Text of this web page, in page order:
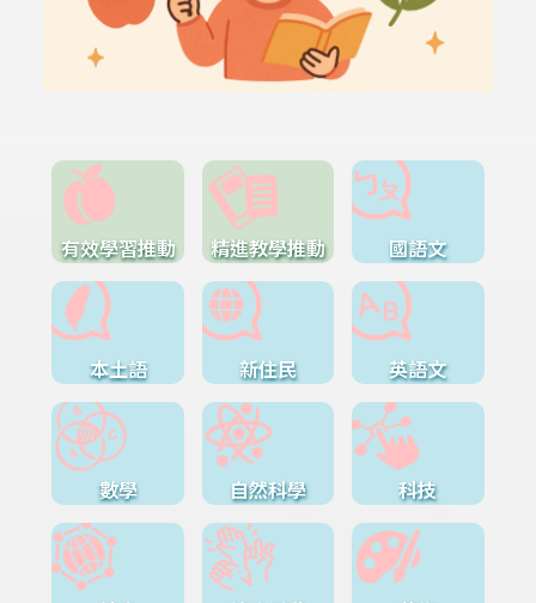
有效學習推動 精進教學推動 國語文
本土語 新住民 英語文
數學 自然科學 科技